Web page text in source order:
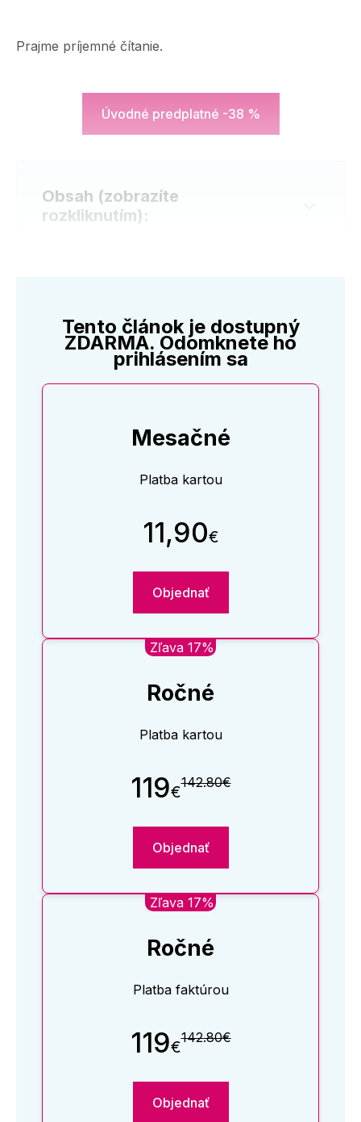
Prajme príjemné čítanie.
Úvodné predplatné -38 %
Obsah (zobrazíte
rozkliknutím):
Tento článok je dostupný
ZDARMA. Odomknete ho
prihlásením sa
Mesačné
Platba kartou
11,90€
Objednať
Zľava 17%
Ročné
Platba kartou
119€142.80€
Objednať
Zľava 17%
Ročné
Platba faktúrou
119€142.80€
Objednať